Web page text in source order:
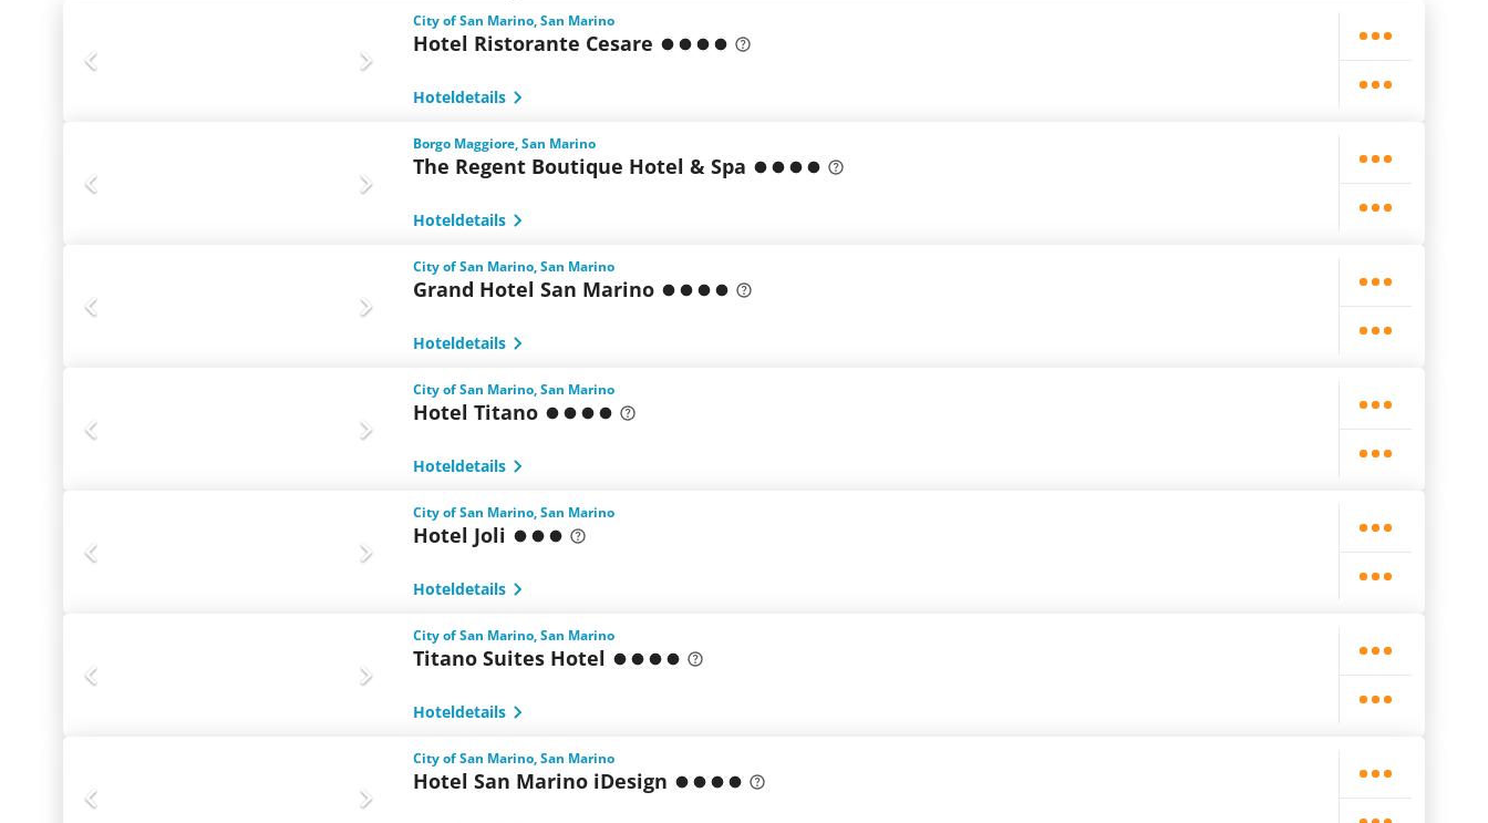
City of San Marino, San Marino
Hotel Ristorante Cesare
Hoteldetails
Borgo Maggiore, San Marino
The Regent Boutique Hotel & Spa
Hoteldetails
City of San Marino, San Marino
Grand Hotel San Marino
Hoteldetails
City of San Marino, San Marino
Hotel Titano
Hoteldetails
City of San Marino, San Marino
Hotel Joli
Hoteldetails
City of San Marino, San Marino
Titano Suites Hotel
Hoteldetails
City of San Marino, San Marino
Hotel San Marino iDesign